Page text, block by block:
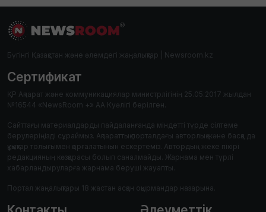
Бүгінгі Қазақстан және әлемдегі жаңалықтар | Newsroom.kz
Сертификат
ҚР Ақпарат және коммуникациялар министрлігінің 25.05.2017 жылдан
№16544 «NewsRoom +» АА Куәлігі берілген.
Сайттағы материалдарды пайдаланғанда міндетті түрде сілтеме
берулеріңізді сұраймыз. Ақпараттық порталдағы авторлық және басқа да
құқықтар толығымен қорғалатынын ескертеміз. Автордың жеке пікірі
редакцияның көзқарасы болып саналмайды. Жарнама мен түрлі
хабарландыруларға жарнама беруші жауапты.
Портал жаңалықтары 18 жастан асқан оқырмандар назарына.